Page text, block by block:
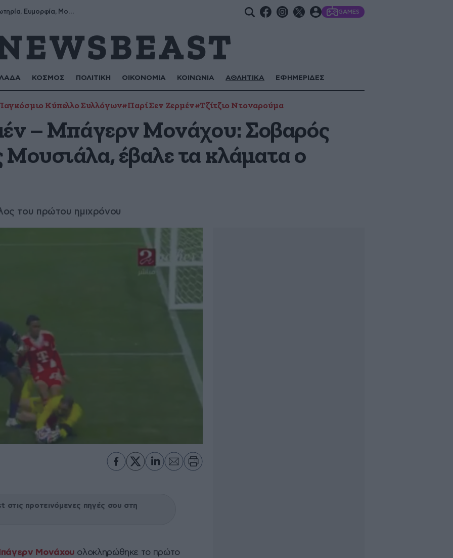
Σωτήρης, Σωτηρία, Ευμορφία, Μορφούλα GAMES
ΚΟΣΜΟΣ ΠΟΛΙΤΙΚΗ ΟΙΚΟΝΟΜΙΑ ΚΟΙΝΩΝΙΑ ΑΘΛΗΤΙΚΑ ΕΦΗΜΕΡΙΔΕΣ
Κύπελλο Συλλόγων#Παρί Σεν Ζερμέν#Τζίτζιο Ντοναρούμα
– Μπάγερν Μονάχου: Σοβαρός
Μουσιάλα, έβαλε τα κλάματα ο
του πρώτου ημιχρόνου
στις προτεινόμενες πηγές σου στη
Μονάχου ολοκληρώθηκε το πρώτο